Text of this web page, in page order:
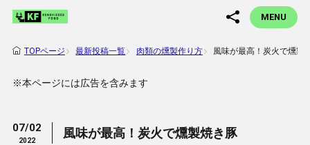
MENU
TOPページ 最新投稿一覧 肉類の燻製作り方 風味が最高！炭火で燻製
※本ページには広告を含みます
07/02
2022
風味が最高！炭火で燻製焼き豚